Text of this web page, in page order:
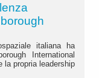
italiana ha
International
la propria leadership